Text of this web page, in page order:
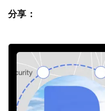
分享：